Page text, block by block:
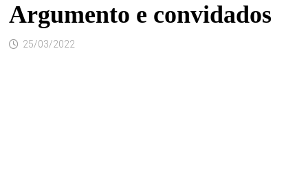
Argumento e convidados
25/03/2022